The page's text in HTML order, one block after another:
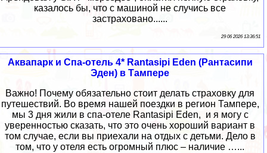
казалось бы, что с машиной не случись все
застраховано......
29 06 2026 13:36:51
Аквапарк и Спа-отель 4* Rantasipi Eden (Рантасипи
Эден) в Тампере
Важно! Почему обязательно стоит делать страховку для
путешествий. Во время нашей поездки в регион Тампере,
мы 3 дня жили в спа-отеле Rantasipi Eden, и я могу с
уверенностью сказать, что это очень хороший вариант в
том случае, если вы приехали на отдых с детьми. Дело в
том, что у отеля есть огромный плюс – наличие …...